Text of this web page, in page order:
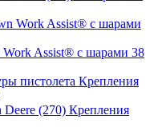
Assist® с шарами 38
Крепления
Крепления